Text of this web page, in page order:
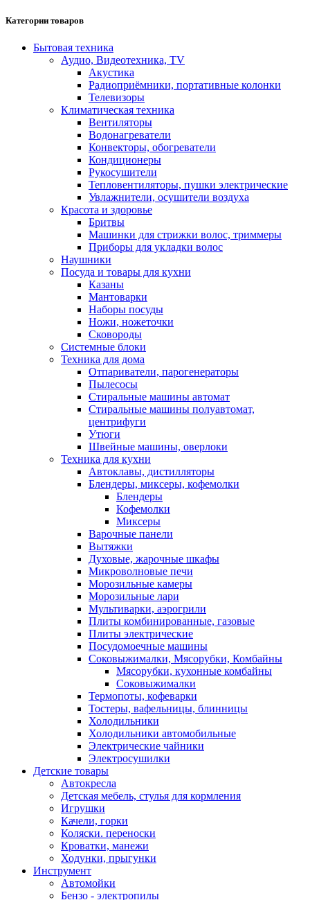
Категории товаров
Бытовая техника
Аудио, Видеотехника, TV
Акустика
Радиоприёмники, портативные колонки
Телевизоры
Климатическая техника
Вентиляторы
Водонагреватели
Конвекторы, обогреватели
Кондиционеры
Рукосушители
Тепловентиляторы, пушки электрические
Увлажнители, осушители воздуха
Красота и здоровье
Бритвы
Машинки для стрижки волос, триммеры
Приборы для укладки волос
Наушники
Посуда и товары для кухни
Казаны
Мантоварки
Наборы посуды
Ножи, ножеточки
Сковороды
Системные блоки
Техника для дома
Отпариватели, парогенераторы
Пылесосы
Стиральные машины автомат
Стиральные машины полуавтомат,
центрифуги
Утюги
Швейные машины, оверлоки
Техника для кухни
Автоклавы, дистилляторы
Блендеры, миксеры, кофемолки
Блендеры
Кофемолки
Миксеры
Варочные панели
Вытяжки
Духовые, жарочные шкафы
Микроволновые печи
Морозильные камеры
Морозильные лари
Мультиварки, аэрогрили
Плиты комбинированные, газовые
Плиты электрические
Посудомоечные машины
Соковыжималки, Мясорубки, Комбайны
Мясорубки, кухонные комбайны
Соковыжималки
Термопоты, кофеварки
Тостеры, вафельницы, блинницы
Холодильники
Холодильники автомобильные
Электрические чайники
Электросушилки
Детские товары
Автокресла
Детская мебель, стулья для кормления
Игрушки
Качели, горки
Коляски. переноски
Кроватки, манежи
Ходунки, прыгунки
Инструмент
Автомойки
Бензо - электропилы